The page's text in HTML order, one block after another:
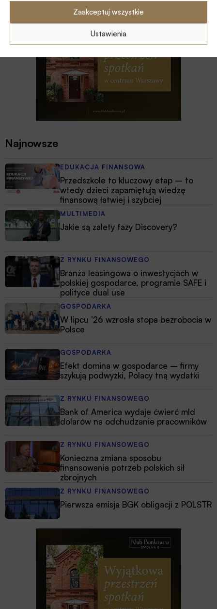
Zaakceptuj wszystkie
Ustawienia
Najnowsze
EDUKACJA FINANSOWA
Przedszkole to kluczowy etap – to
wtedy dzieci zapamiętują wiedzę
finansową łatwiej i szybciej
MULTIMEDIA
Jakie są zalety fazy Discovery?
Z RYNKU FINANSOWEGO
Branża leasingowa o inwestycjach w
polskiej gospodarce, programie SAFE i
polityce dual use
GOSPODARKA
W lipcu ’26 wzrosła stopa bezrobocia w
Polsce
GOSPODARKA
Efekt domina w gospodarce – firmy
szykują podwyżki, Polacy tną wydatki
Z RYNKU FINANSOWEGO
Bank of America wydaje ćwierć mld
dolarów na odchudzanie pracowników
Z RYNKU FINANSOWEGO
Konieczna zmiana sposobu
finansowania potrzeb polskich sił
zbrojnych
Z RYNKU FINANSOWEGO
Pierwsza emisja BGK obligacji z POLSTR